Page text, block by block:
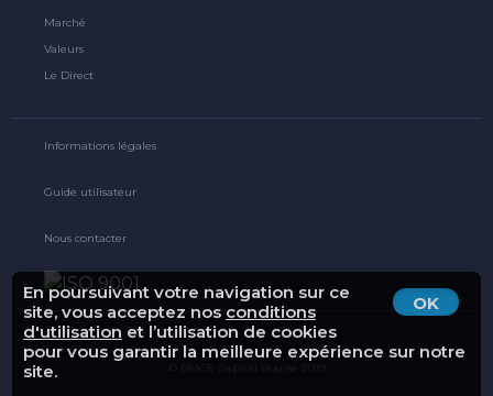
OK
En poursuivant votre navigation sur ce
site, vous acceptez nos conditions
d'utilisation et l’utilisation de cookies
pour vous garantir la meilleure expérience sur notre
site.
Marché
Valeurs
Le Direct
Informations légales
Guide utilisateur
Nous contacter